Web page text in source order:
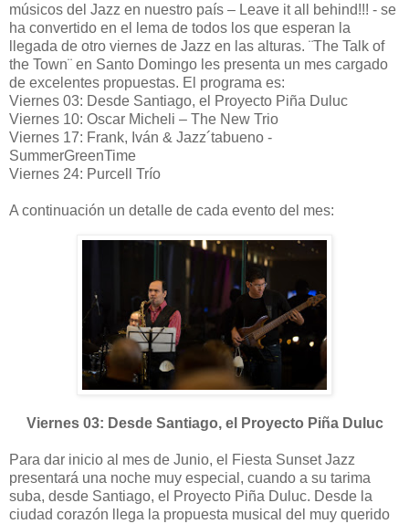
músicos del Jazz en nuestro país – Leave it all behind!!! - se
ha convertido en el lema de todos los que esperan la
llegada de otro viernes de Jazz en las alturas. ¨The Talk of
the Town¨ en Santo Domingo les presenta un mes cargado
de excelentes propuestas. El programa es:
Viernes 03: Desde Santiago, el Proyecto Piña Duluc
Viernes 10: Oscar Micheli – The New Trio
Viernes 17: Frank, Iván & Jazz´tabueno -
SummerGreenTime
Viernes 24: Purcell Trío
A continuación un detalle de cada evento del mes:
Viernes 03: Desde Santiago, el Proyecto Piña Duluc
Para dar inicio al mes de Junio, el Fiesta Sunset Jazz
presentará una noche muy especial, cuando a su tarima
suba, desde Santiago, el Proyecto Piña Duluc. Desde la
ciudad corazón llega la propuesta musical del muy querido